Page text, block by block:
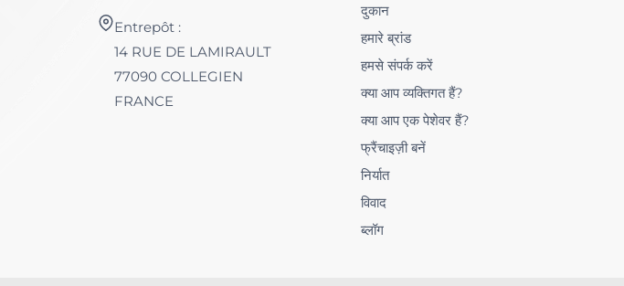
Entrepôt :
14 RUE DE LAMIRAULT
77090 COLLEGIEN
FRANCE
दुकान
हमारे ब्रांड
हमसे संपर्क करें
क्या आप व्यक्तिगत हैं?
क्या आप एक पेशेवर हैं?
फ्रैंचाइज़ी बनें
निर्यात
विवाद
ब्लॉग